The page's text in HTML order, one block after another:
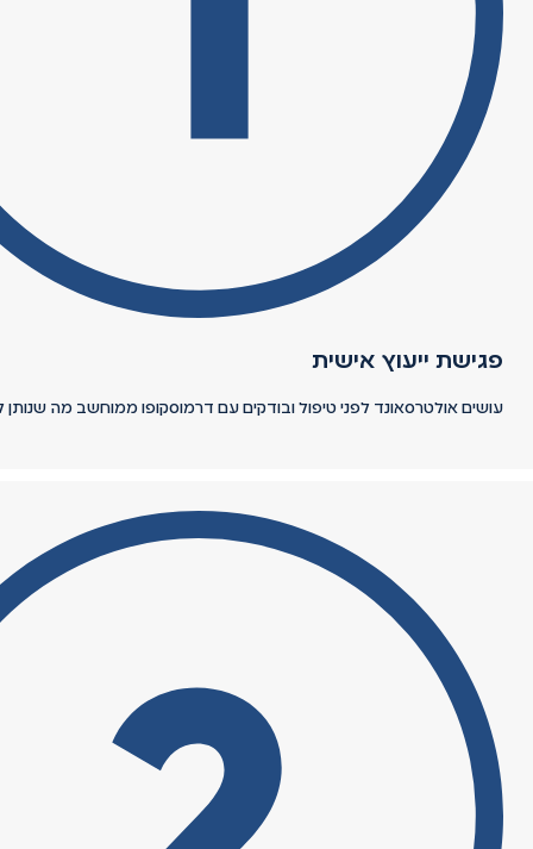
פגישת ייעוץ אישית
עושים אולטרסאונד לפני טיפול ובודקים עם דרמוסקופו ממוחשב מה